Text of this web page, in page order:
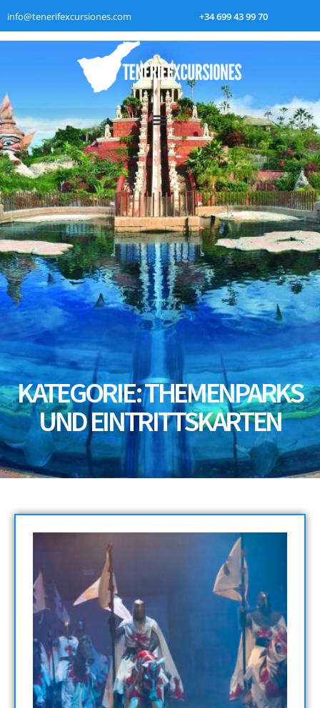
info@tenerifexcursiones.com +34 699 43 99 70
KATEGORIE: THEMENPARKS
UND EINTRITTSKARTEN